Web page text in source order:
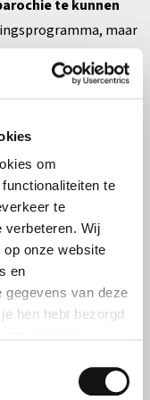
om
te
te
verbeteren. Wij
onze website
en
gegevens van deze
hen hebt bezorgd
partners onder
te kunnen
maar
Tot nu toe is het
om zich te
beloofd.
de paters
de pastorale opdracht
en voor de pastorale
media: